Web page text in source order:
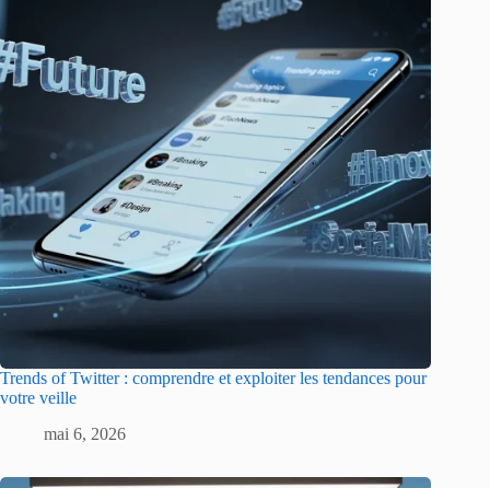
Trends of Twitter : comprendre et exploiter les tendances pour
votre veille
mai 6, 2026